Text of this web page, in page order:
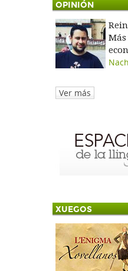
OPINIÓN
Ver más
XUEGOS